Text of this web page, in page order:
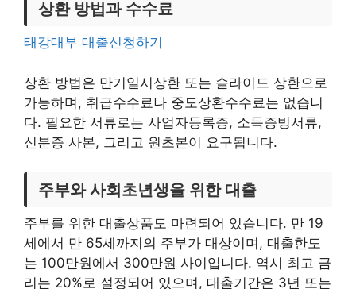
상환 방법과 수수료
태강대부 대출신청하기
상환 방법은 만기일시상환 또는 슬라이드 상환으로
가능하며, 취급수수료나 중도상환수수료는 없습니
다. 필요한 서류로는 사업자등록증, 소득증빙서류,
신분증 사본, 그리고 원초본이 요구됩니다.
주부와 사회초년생을 위한 대출
주부를 위한 대출상품도 마련되어 있습니다. 만 19
세에서 만 65세까지의 주부가 대상이며, 대출한도
는 100만원에서 300만원 사이입니다. 역시 최고 금
리는 20%로 설정되어 있으며, 대출기간은 3년 또는